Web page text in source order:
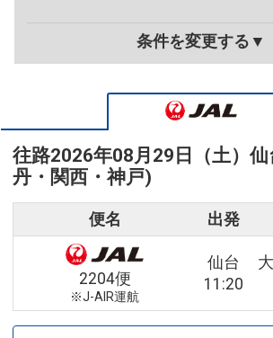
条件を変更する▼
往路2026年08月29日（土） 仙
丹・関西・神戸)
便名 出発
2204便
※J-AIR運航
仙台
11:20